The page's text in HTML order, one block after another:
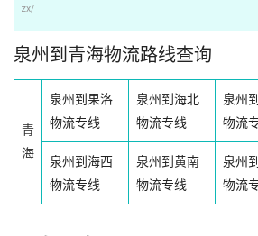
zx/
泉州到青海物流路线查询
青
海
泉州到果洛
物流专线
泉州到海北
物流专线
泉州
物流
泉州到海西
物流专线
泉州到黄南
物流专线
泉州
物流